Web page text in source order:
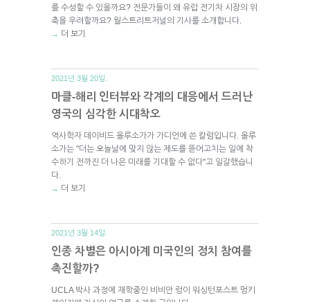
를 수성할 수 있을까요? 전문가들이 왜 유럽 전기차 시장의 위
축을 우려할까요? 월스트리트저널의 기사를 소개합니다.
→ 더 보기
2021년 3월 20일.
마클-해리 인터뷰와 각계의 대응에서 드러난
영국의 심각한 시대착오
역사학자 데이비드 올루소가가 가디언에 쓴 칼럼입니다. 올루
소가는 "더는 오늘날에 맞지 않는 제도를 뜯어고치는 일에 착
수하기 전까진 더 나은 미래를 기대할 수 없다"고 일갈했습니
다.
→ 더 보기
2021년 3월 14일.
인종 차별은 아시아계 미국인의 정치 참여를
촉진할까?
UCLA 박사 과정에 재학중인 비비안 렁이 워싱턴포스트 멍키